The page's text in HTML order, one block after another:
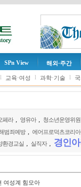
SPn View 해외·주간
l 교육·여성 l 과학·기술 l
페라 영유아 청소년운영위
범죄예방
에어프로덕츠코리아
환경교실 실직자 경인
여성계 힘모아